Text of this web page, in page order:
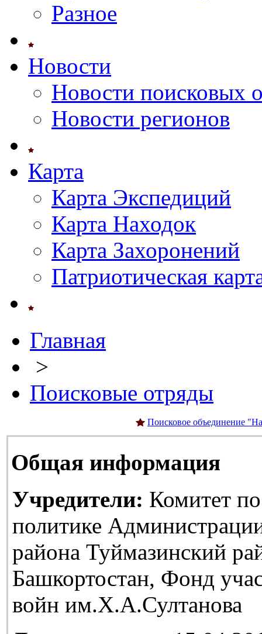
Разное
Новости
Новости поисковых
Новости регионов
Карта
Карта Экспедиций
Карта Находок
Карта Захоронений
Патриотическая
Главная
>
Поисковые отряды
Поисковое объединение
Общая информация
Учредители: Комитет
политике
района Туймазинский
Башкортостан, Фонд
войн им.Х.А.Султанова